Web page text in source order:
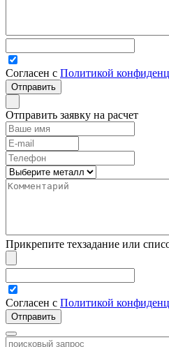
Согласен с Политикой
Отправить заявку на расчет
Прикрепите техзадание или
Согласен с Политикой